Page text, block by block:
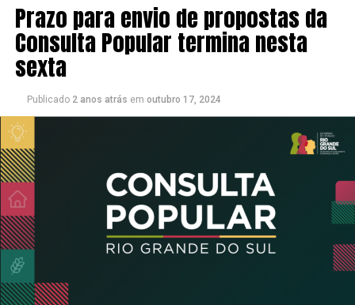
Prazo para envio de propostas da
Consulta Popular termina nesta
sexta
Publicado 2 anos atrás em outubro 17, 2024